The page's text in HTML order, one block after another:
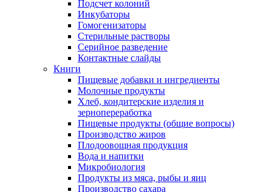
Подсчет колоний
Инкубаторы
Гомогенизаторы
Стерильные растворы
Серийное разведение
Контактные слайды
Книги
Пищевые добавки и ингредиенты
Молочные продукты
Хлеб, кондитерские изделия и
зернопереработка
Пищевые продукты (общие вопросы)
Производство жиров
Плодоовощная продукция
Вода и напитки
Микробиология
Продукты из мяса, рыбы и яиц
Производство сахара